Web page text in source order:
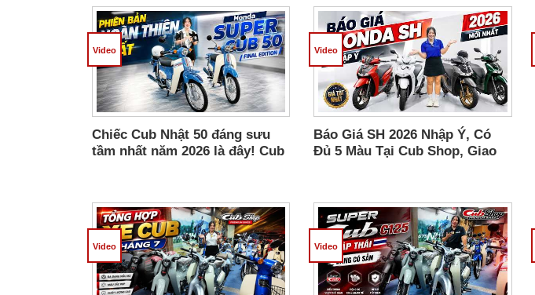
Chiếc Cub Nhật 50 đáng sưu
tầm nhất năm 2026 là đây! Cub
Video
Báo Giá SH 2026 Nhập Ý, Có
Đủ 5 Màu Tại Cub Shop, Giao
Video
Video Video